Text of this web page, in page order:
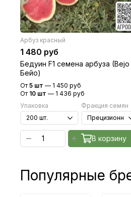
Арбуз красный
1 480 руб
Бедуин F1 семена арбуза
Бейо)
От 5 шт — 1 450 руб
От 10 шт — 1 436 руб
Упаковка
Фракция семян
В корзину
Популярные